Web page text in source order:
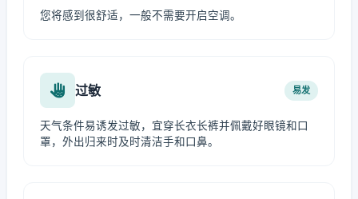
您将感到很舒适，一般不需要开启空调。
过敏 易发
天气条件易诱发过敏，宜穿长衣长裤并佩戴好眼镜和口
罩，外出归来时及时清洁手和口鼻。